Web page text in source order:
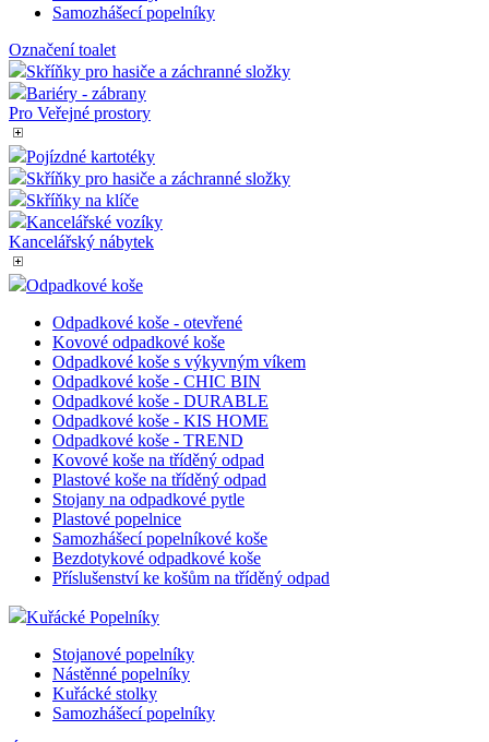
Řečnický pult
Plastové popelnice
Kuřácké Popelníky
Stojanové popelníky
Nástěnné popelníky
Samozhášecí popelníky
Označení toalet
Skříňky pro hasiče a záchranné složky
Bariéry - zábrany
Pro Veřejné prostory
Skříňky pro hasiče a záchranné složky
Skříňky na klíče
Kancelářské vozíky
Kancelářský nábytek
Odpadkové koše
Odpadkové koše - otevřené
Kovové odpadkové koše
Odpadkové koše s výkyvným víkem
Odpadkové koše - CHIC BIN
Odpadkové koše - DURABLE
Odpadkové koše - KIS HOME
Odpadkové koše - TREND
Kovové koše na tříděný odpad
Plastové koše na tříděný odpad
Stojany na odpadkové pytle
Plastové popelnice
Samozhášecí popelníkové koše
Bezdotykové odpadkové koše
Příslušenství ke košům na tříděný odpad